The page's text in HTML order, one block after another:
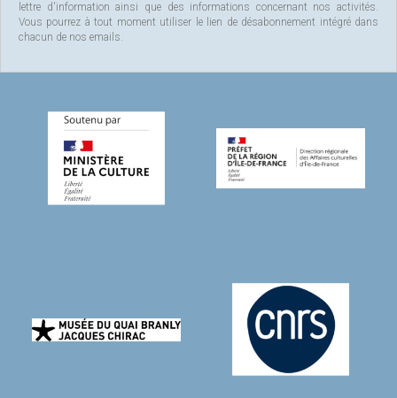
lettre d'information ainsi que des informations concernant nos activités.
Vous pourrez à tout moment utiliser le lien de désabonnement intégré dans
chacun de nos emails.